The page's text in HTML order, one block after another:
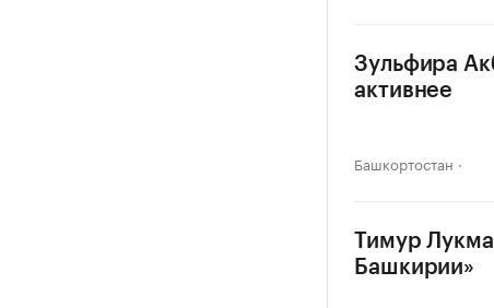
Зульфира
активнее
Башкортостан
Тимур
Башкирии»